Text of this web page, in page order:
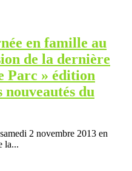
en famille au
de la dernière
Parc » édition
nouveautés du
2 novembre 2013 en
la...